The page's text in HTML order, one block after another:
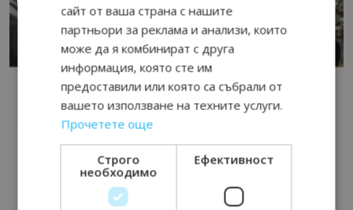
сайт от ваша страна с нашите
партньори за реклама и анализи, които
може да я комбинират с друга
информация, която сте им
предоставили или която са събрали от
вашето използване на техните услуги.
Прочетете още
Строго
необходимо
Ефективност